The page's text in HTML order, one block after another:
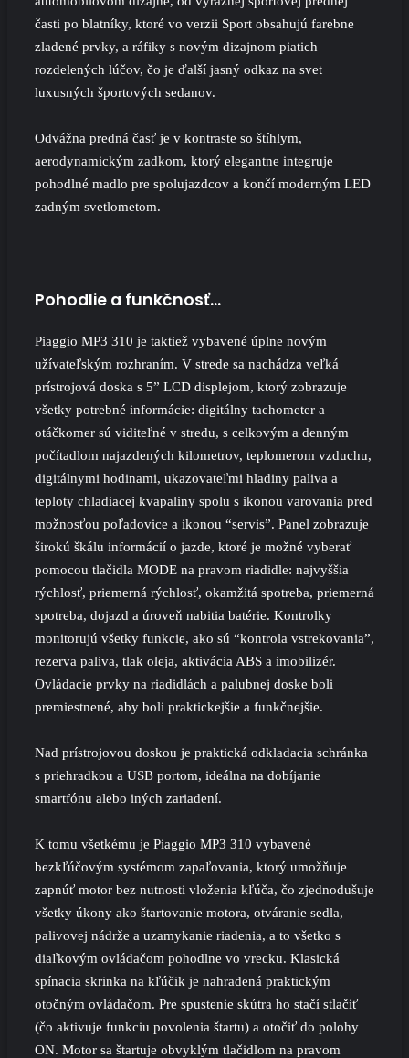
časti po blatníky, ktoré vo verzii Sport obsahujú farebne
zladené prvky, a ráfiky s novým dizajnom piatich
rozdelených lúčov, čo je ďalší jasný odkaz na svet
luxusných športových sedanov.
Odvážna predná časť je v kontraste so štíhlym,
aerodynamickým zadkom, ktorý elegantne integruje
pohodlné madlo pre spolujazdcov a končí moderným LED
zadným svetlometom.
Pohodlie a funkčnosť…
Piaggio MP3 310 je taktiež vybavené úplne novým
užívateľským rozhraním. V strede sa nachádza veľká
prístrojová doska s 5” LCD displejom, ktorý zobrazuje
všetky potrebné informácie: digitálny tachometer a
otáčkomer sú viditeľné v stredu, s celkovým a denným
počítadlom najazdených kilometrov, teplomerom vzduchu,
digitálnymi hodinami, ukazovateľmi hladiny paliva a
teploty chladiacej kvapaliny spolu s ikonou varovania pred
možnosťou poľadovice a ikonou “servis”. Panel zobrazuje
širokú škálu informácií o jazde, ktoré je možné vyberať
pomocou tlačidla MODE na pravom riadidle: najvyššia
rýchlosť, priemerná rýchlosť, okamžitá spotreba, priemerná
spotreba, dojazd a úroveň nabitia batérie. Kontrolky
monitorujú všetky funkcie, ako sú “kontrola vstrekovania”,
rezerva paliva, tlak oleja, aktivácia ABS a imobilizér.
Ovládacie prvky na riadidlách a palubnej doske boli
premiestnené, aby boli praktickejšie a funkčnejšie.
Nad prístrojovou doskou je praktická odkladacia schránka
s priehradkou a USB portom, ideálna na dobíjanie
smartfónu alebo iných zariadení.
K tomu všetkému je Piaggio MP3 310 vybavené
bezkľúčovým systémom zapaľovania, ktorý umožňuje
zapnúť motor bez nutnosti vloženia kľúča, čo zjednodušuje
všetky úkony ako štartovanie motora, otváranie sedla,
palivovej nádrže a uzamykanie riadenia, a to všetko s
diaľkovým ovládačom pohodlne vo vrecku. Klasická
spínacia skrinka na kľúčik je nahradená praktickým
otočným ovládačom. Pre spustenie skútra ho stačí stlačiť
(čo aktivuje funkciu povolenia štartu) a otočiť do polohy
ON. Motor sa štartuje obvyklým tlačidlom na pravom